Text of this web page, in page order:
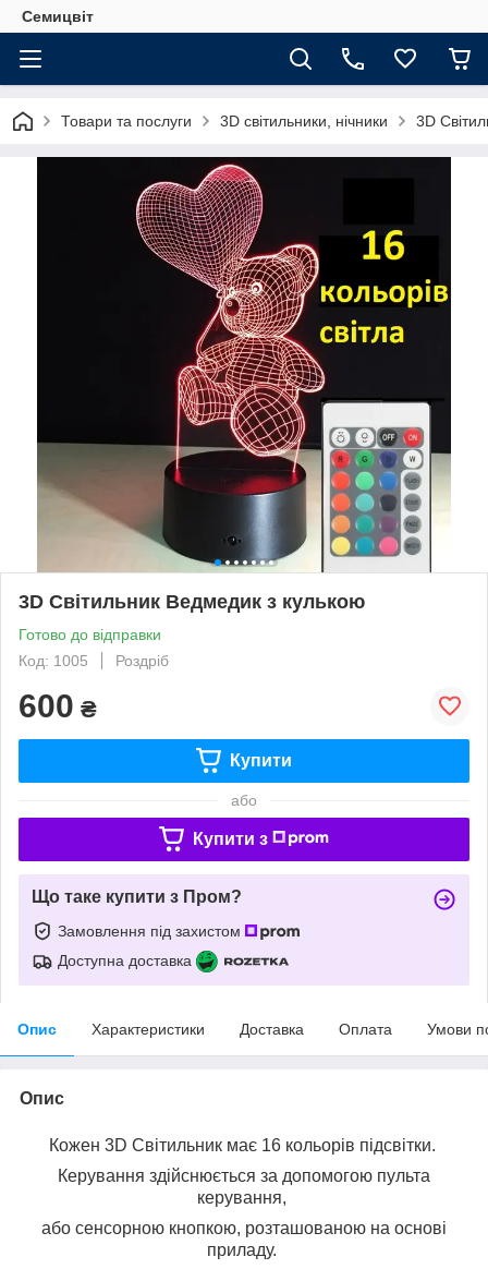
Семицвіт
Товари та послуги 3D світильники, нічники 3D
3D Світильник Ведмедик з кулькою
Готово до відправки
Код: 1005
Роздріб
600 ₴
Купити
або
Купити з
Що таке купити з Пром?
Замовлення під захистом
Доступна доставка
Опис Характеристики Доставка Оплата Умови
Опис
Кожен 3D Світильник має 16 кольорів підсвітки.
Керування здійснюється за допомогою пульта
керування,
або сенсорною кнопкою, розташованою на основі
приладу.